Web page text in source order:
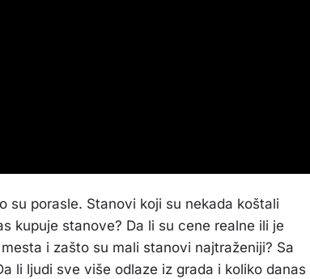
su porasle. Stanovi koji su nekada koštali
kupuje stanove? Da li su cene realne ili je
i zašto su mali stanovi najtraženiji? Sa
li ljudi sve više odlaze iz grada i koliko danas